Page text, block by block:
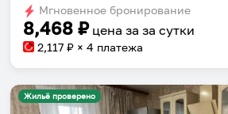
changing
dates.
changing
dates.
Мгновенное бронирование
8,468 ₽ цена за за сутки
2,117 ₽ × 4 платежа
Жильё проверено